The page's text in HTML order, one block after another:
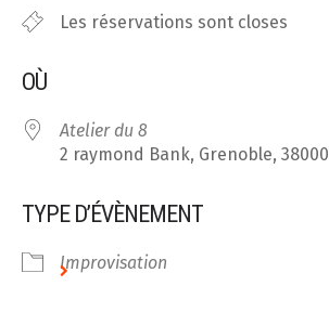
Les réservations sont closes
OÙ
Atelier du 8
2 raymond Bank, Grenoble, 38000
TYPE D’ÉVÈNEMENT
Improvisation